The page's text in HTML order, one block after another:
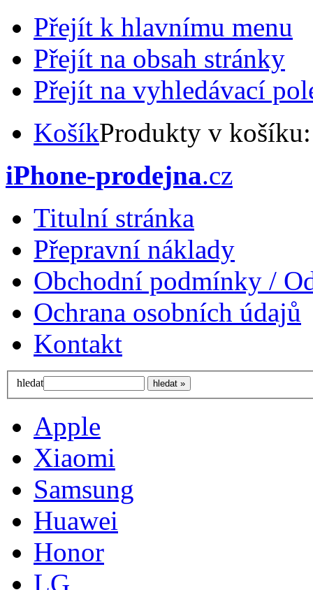
Přejít k hlavnímu menu
Přejít na obsah stránky
Přejít na vyhledávací
KošíkProdukty v
iPhone-prodejna.cz
Titulní stránka
Přepravní náklady
Obchodní podmínky /
Ochrana osobních údajů
Kontakt
hledat
Apple
Xiaomi
Samsung
Huawei
Honor
LG